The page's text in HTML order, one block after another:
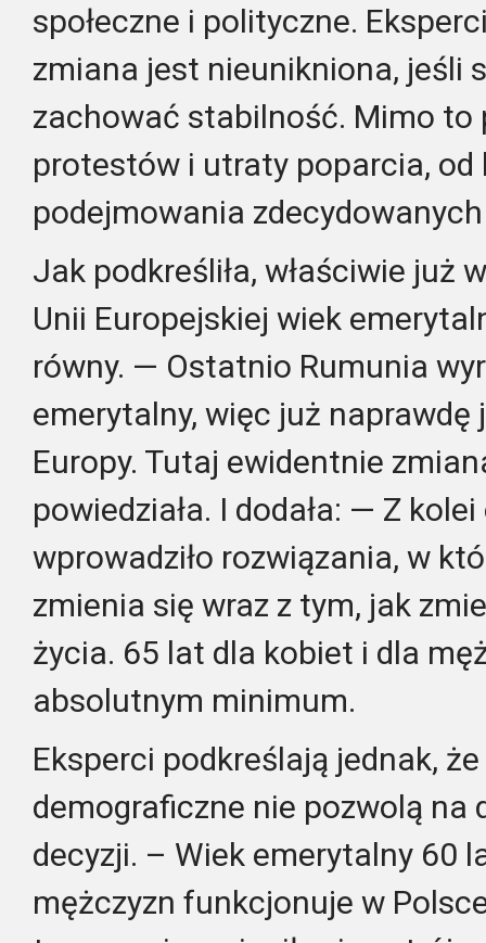
społeczne i polityczne.
zmiana jest nieunikniona, jeśli
zachować stabilność. Mimo to
protestów i utraty poparcia, od
podejmowania
Jak podkreśliła, właściwie już
Unii Europejskiej wiek
równy. — Ostatnio Rumunia
emerytalny, więc już naprawdę
Europy. Tutaj ewidentnie
powiedziała. I dodała: — Z
wprowadziło rozwiązania, w
zmienia się wraz z tym, jak
życia. 65 lat dla kobiet i dla
absolutnym minimum.
Eksperci podkreślają jednak,
demograficzne nie pozwolą na
decyzji. – Wiek emerytalny 60
mężczyzn funkcjonuje w